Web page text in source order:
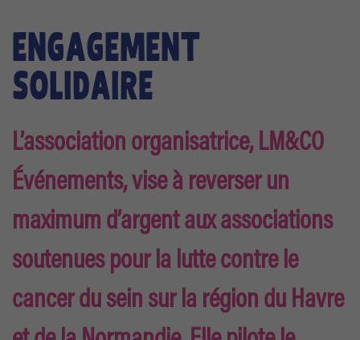
ENGAGEMENT
SOLIDAIRE
L’association organisatrice, LM&CO
Événements, vise à reverser un
maximum d’argent aux associations
soutenues pour la lutte contre le
cancer du sein sur la région du Havre